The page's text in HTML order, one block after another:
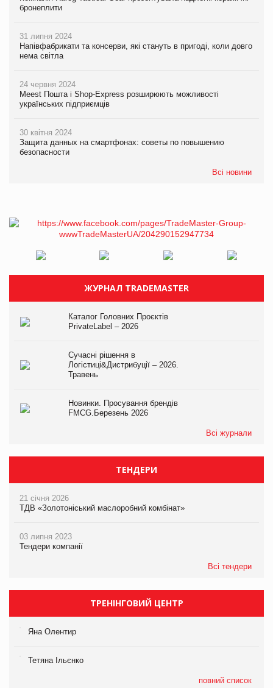
бронеплити
31 липня 2024
Напівфабрикати та консерви, які стануть в пригоді, коли довго
нема світла
24 червня 2024
Meest Пошта і Shop-Express розширюють можливості
українських підприємців
30 квітня 2024
Защита данных на смартфонах: советы по повышению
безопасности
Всі новини
ЖУРНАЛ TRADEMASTER
Каталог Головних Проєктів
PrivateLabel – 2026
Сучасні рішення в
Логістиці&Дистрибуції – 2026.
Травень
Новинки. Просування брендів
FMCG.Березень 2026
Всі журнали
ТЕНДЕРИ
21 січня 2026
ТДВ «Золотоніський маслоробний комбінат»
03 липня 2023
Тендери компанії
Всі тендери
ТРЕНІНГОВИЙ ЦЕНТР
Яна Олентир
Тетяна Ільєнко
повний список